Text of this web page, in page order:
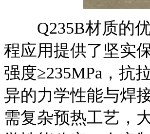
Q235B材质的优
程应用提供了坚实
强度≥235MPa，抗
异的力学性能与焊
需复杂预热工艺，